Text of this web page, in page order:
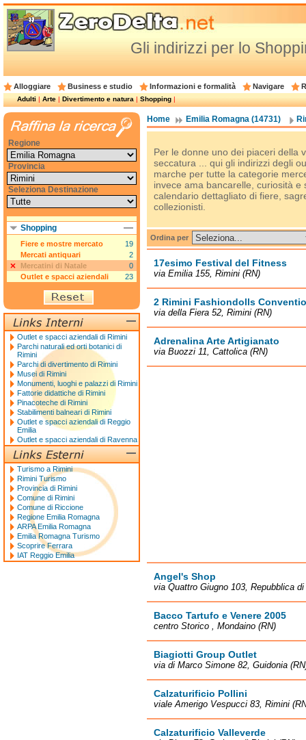
Gli indirizzi per lo
Alloggiare Business e studio Informazioni e formalità Navigare
Adulti|Arte|Divertimento e natura|Shopping|
Home Emilia Romagna (14731)
Per le donne uno dei piaceri della
seccatura ... qui gli indirizzi degli
marche per tutte la categorie
invece ama bancarelle, curiosità
calendario dettagliato di fiere,
collezionisti.
Ordina per
17esimo Festival del Fitness
via Emilia 155, Rimini (RN)
2 Rimini Fashiondolls
via della Fiera 52, Rimini (RN)
Adrenalina Arte Artigianato
via Buozzi 11, Cattolica (RN)
Angel's Shop
via Quattro Giugno 103, Repubblica
Bacco Tartufo e Venere 2005
centro Storico , Mondaino (RN)
Biagiotti Group Outlet
via di Marco Simone 82, Guidonia
Calzaturificio Pollini
viale Amerigo Vespucci 83, Rimini
Calzaturificio Valleverde
Regione
Provincia
Seleziona Destinazione
Shopping
Fiere e mostre mercato
19
Mercati antiquari
2
Mercatini di Natale
0
Outlet e spacci aziendali
23
Outlet e spacci aziendali di Rimini
Parchi naturali ed orti botanici di
Rimini
Parchi di divertimento di Rimini
Musei di Rimini
Monumenti, luoghi e palazzi di Rimini
Fattorie didattiche di Rimini
Pinacoteche di Rimini
Stabilimenti balneari di Rimini
Outlet e spacci aziendali di Reggio
Emilia
Outlet e spacci aziendali di Ravenna
Turismo a Rimini
Rimini Turismo
Provincia di Rimini
Comune di Rimini
Comune di Riccione
Regione Emilia Romagna
ARPA Emilia Romagna
Emilia Romagna Turismo
Scoprire Ferrara
IAT Reggio Emilia